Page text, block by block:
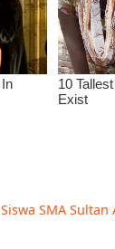
Siswa SMA